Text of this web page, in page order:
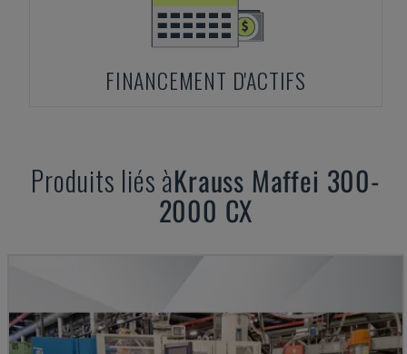
FINANCEMENT D'ACTIFS
Produits liés àKrauss Maffei 300-
2000 CX